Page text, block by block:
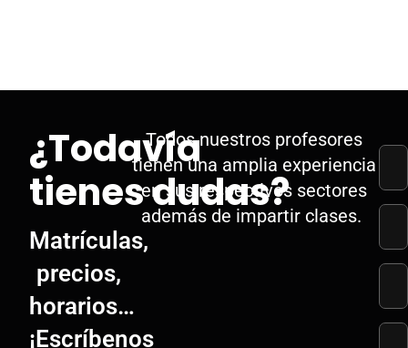
¿Todavía
tienes dudas?
Matrículas,
precios,
horarios…
¡Escríbenos
Todos nuestros profesores
tienen una amplia experiencia
en sus respectivos sectores
además de impartir clases.